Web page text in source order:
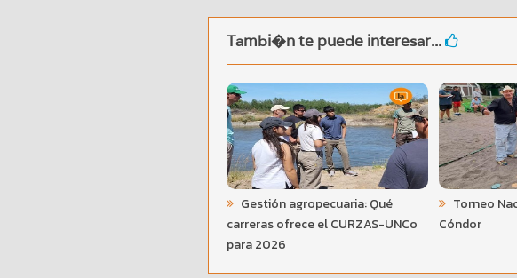
Tambi�n te puede interesar...
Gestión agropecuaria: Qué
carreras ofrece el CURZAS-UNCo
para 2026
Torneo
Cóndor